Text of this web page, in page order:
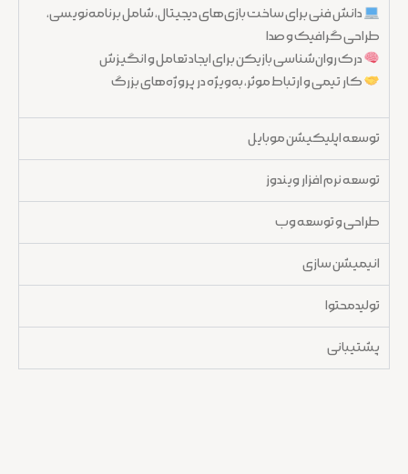
دانش فنی برای ساخت بازی‌های دیجیتال، شامل برنامه‌نویسی،
طراحی گرافیک و صدا
درک روان‌شناسی بازیکن برای ایجاد تعامل و انگیزش
کار تیمی و ارتباط موثر، به‌ویژه در پروژه‌های بزرگ
توسعه اپلیکیشن موبایل
توسعه نرم افزار ویندوز
طراحی و توسعه وب
انیمیشن سازی
تولیدمحتوا
پشتیبانی